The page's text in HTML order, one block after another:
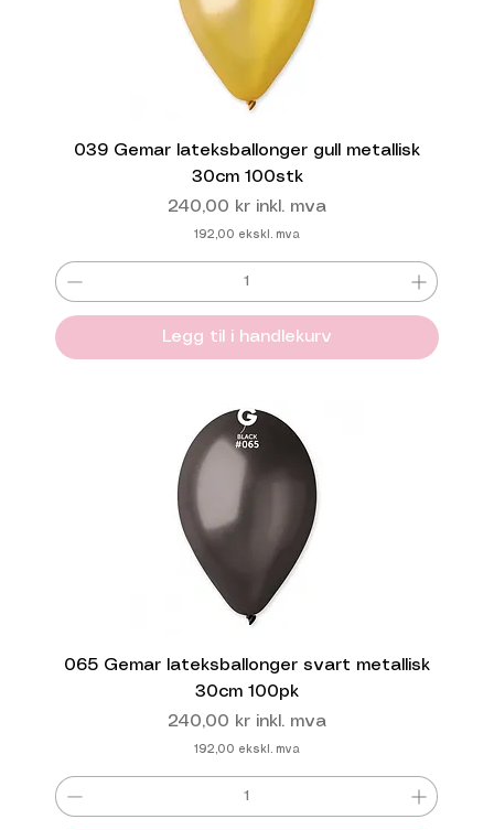
039 Gemar lateksballonger gull metallisk
30cm 100stk
Pris
240,00 kr inkl. mva
192,00 ekskl. mva
Legg til i handlekurv
065 Gemar lateksballonger svart metallisk
30cm 100pk
Pris
240,00 kr inkl. mva
192,00 ekskl. mva